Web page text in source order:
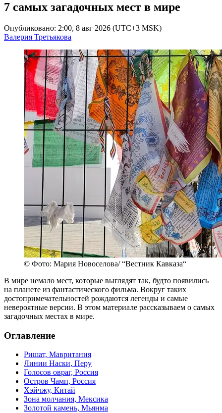
7 самых загадочных мест в мире
Опубликовано: 2:00, 8 авг 2026 (UTC+3 MSK)
Валерия Третьякова
© Фото: Мария Новоселова/ “Вестник Кавказа“
В мире немало мест, которые выглядят так, будто появились
на планете из фантастического фильма. Вокруг таких
достопримечательностей рождаются легенды и самые
невероятные версии. В этом материале рассказываем о самых
загадочных местах в мире.
Оглавление
Ришат, Мавритания
Линии Наски, Перу
Голосов овраг, Россия
Остров Чамп, Россия
Хэйчжу, Китай
Зона молчания, Мексика
Золотой камень, Мьянма